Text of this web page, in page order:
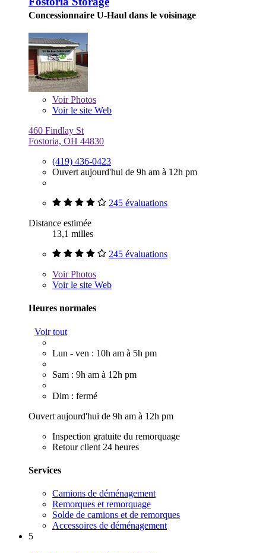
Concessionnaire U-Haul dans le voisinage
VoirPhotos
Voir le site Web
460 Findlay St
Fostoria, OH 44830
(419) 436-0423
Ouvert aujourd'hui de 9h am à 12h pm
245 évaluations
Distance estimée
13,1 milles
245 évaluations
VoirPhotos
Voir le site Web
Heures normales
Voir tout
Lun - ven : 10h am à 5h pm
Sam : 9h am à 12h pm
Dim : fermé
Ouvert aujourd'hui de 9h am à 12h pm
Inspection gratuite du remorquage
Retour client 24 heures
Services
Camions de déménagement
Remorques et remorquage
Solde de camions et de remorques
Accessoires de déménagement
5